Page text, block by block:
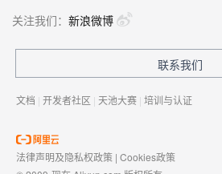
关注我们： 新浪微博
联系我们
文档 | 开发者社区 | 天池大赛 | 培训与认证
法律声明及隐私权政策 | Cookies政策